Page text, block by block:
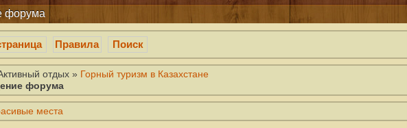
форума
Правила Поиск
отдых » Горный туризм в Казахстане
форума
места